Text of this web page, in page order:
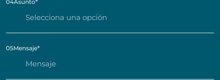
04Asunto*
05Mensaje*